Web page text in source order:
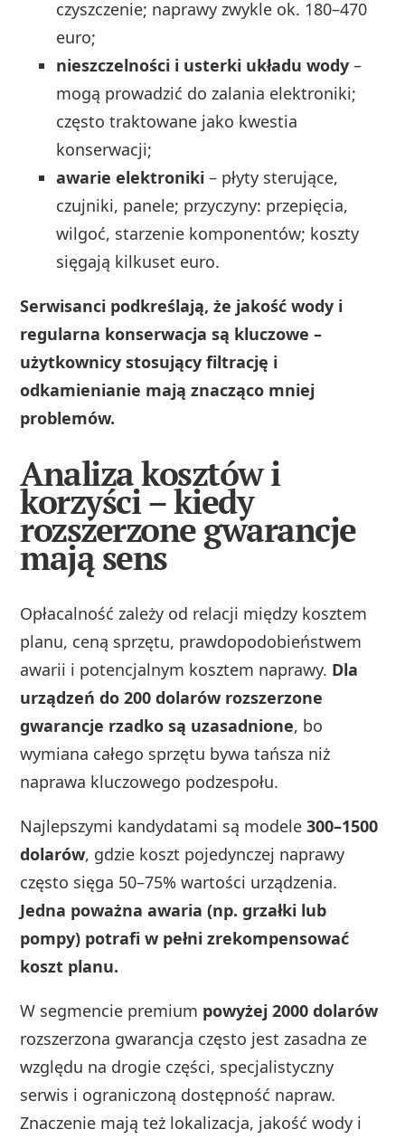
czyszczenie; naprawy zwykle ok. 180–470
euro;
nieszczelności i usterki układu wody –
mogą prowadzić do zalania elektroniki;
często traktowane jako kwestia
konserwacji;
awarie elektroniki – płyty sterujące,
czujniki, panele; przyczyny: przepięcia,
wilgoć, starzenie komponentów; koszty
sięgają kilkuset euro.
Serwisanci podkreślają, że jakość wody i
regularna konserwacja są kluczowe –
użytkownicy stosujący filtrację i
odkamienianie mają znacząco mniej
problemów.
Analiza kosztów i
korzyści – kiedy
rozszerzone gwarancje
mają sens
Opłacalność zależy od relacji między kosztem
planu, ceną sprzętu, prawdopodobieństwem
awarii i potencjalnym kosztem naprawy. Dla
urządzeń do 200 dolarów rozszerzone
gwarancje rzadko są uzasadnione, bo
wymiana całego sprzętu bywa tańsza niż
naprawa kluczowego podzespołu.
Najlepszymi kandydatami są modele300–1500
dolarów, gdzie koszt pojedynczej naprawy
często sięga 50–75% wartości urządzenia.
Jedna poważna awaria (np. grzałki lub
pompy) potrafi w pełni zrekompensować
koszt planu.
W segmencie premium powyżej 2000 dolarów
rozszerzona gwarancja często jest zasadna ze
względu na drogie części, specjalistyczny
serwis i ograniczoną dostępność napraw.
Znaczenie mają też lokalizacja, jakość wody i